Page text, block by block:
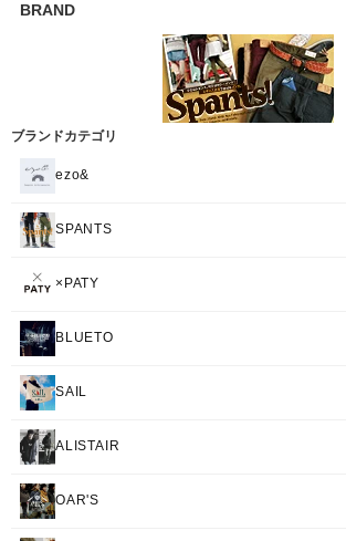
BRAND
ブランドカテゴリ
ezo&
SPANTS
×PATY
BLUETO
SAIL
ALISTAIR
OAR'S